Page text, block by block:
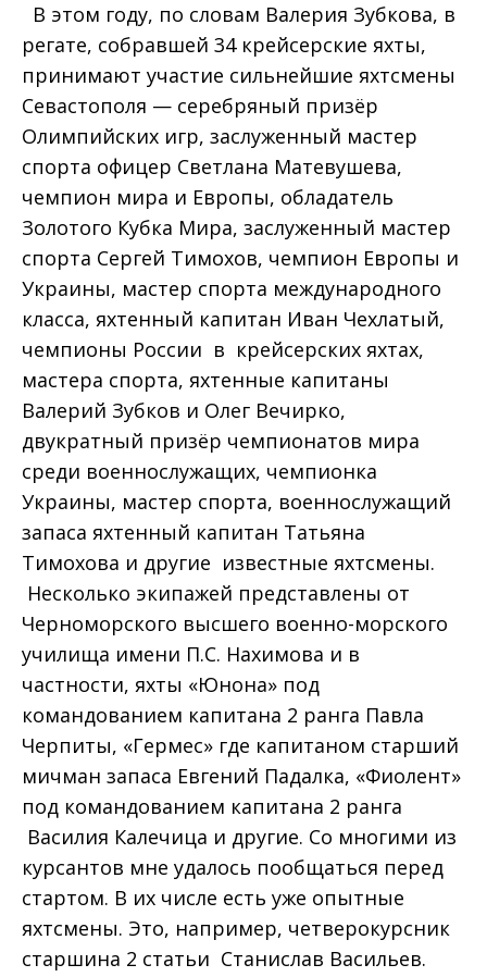
В этом году, по словам Валерия Зубкова, в
регате, собравшей 34 крейсерские яхты,
принимают участие сильнейшие яхтсмены
Севастополя — серебряный призёр
Олимпийских игр, заслуженный мастер
спорта офицер Светлана Матевушева,
чемпион мира и Европы, обладатель
Золотого Кубка Мира, заслуженный мастер
спорта Сергей Тимохов, чемпион Европы и
Украины, мастер спорта международного
класса, яхтенный капитан Иван Чехлатый,
чемпионы России в крейсерских яхтах,
мастера спорта, яхтенные капитаны
Валерий Зубков и Олег Вечирко,
двукратный призёр чемпионатов мира
среди военнослужащих, чемпионка
Украины, мастер спорта, военнослужащий
запаса яхтенный капитан Татьяна
Тимохова и другие известные яхтсмены.
Несколько экипажей представлены от
Черноморского высшего военно-морского
училища имени П.С. Нахимова и в
частности, яхты «Юнона» под
командованием капитана 2 ранга Павла
Черпиты, «Гермес» где капитаном старший
мичман запаса Евгений Падалка, «Фиолент»
под командованием капитана 2 ранга
Василия Калечица и другие. Со многими из
курсантов мне удалось пообщаться перед
стартом. В их числе есть уже опытные
яхтсмены. Это, например, четверокурсник
старшина 2 статьи Станислав Васильев.